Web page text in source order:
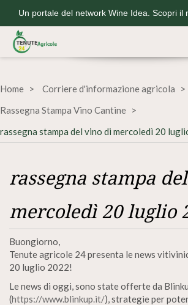
Un portale del network Wine Idea. Scopri il
Home
Corriere d'informazione agricola
Rassegna Stampa Vino Cantine
rassegna stampa del vino di mercoledì 20
rassegna stampa
mercoledì 20 luglio
Buongiorno,
Tenute agricole 24 presenta le news
20 luglio 2022!
Le news di oggi, sono state offerte da
(https://www.blinkup.it/), strategie per